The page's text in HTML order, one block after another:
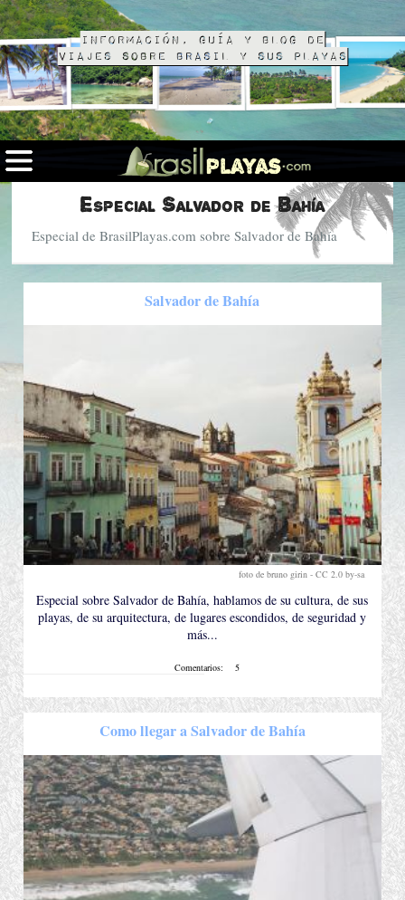
Información, guía y blog de
viajes sobre Brasil y sus playas
Especial Salvador de Bahía
Especial de BrasilPlayas.com sobre Salvador de Bahía
Salvador de Bahía
foto de bruno girin -CC 2.0 by-sa
Especial sobre Salvador de Bahía, hablamos de su cultura, de sus
playas, de su arquitectura, de lugares escondidos, de seguridad y
más...
Comentarios: 5
Como llegar a Salvador de Bahía